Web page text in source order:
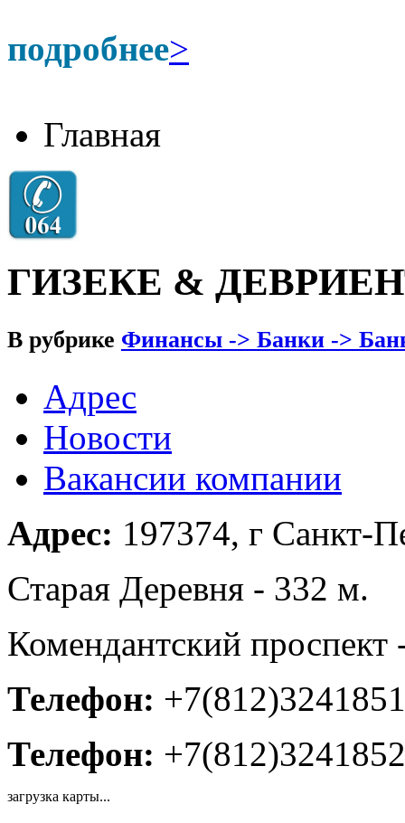
подробнее>
Главная
ГИЗЕКЕ &
В рубрике Финансы -> Банки ->
Адрес
Новости
Вакансии компании
Адрес: 197374, г Санкт-
Старая Деревня - 332 м.
Комендантский проспект
Телефон: +7(812)3241851
Телефон: +7(812)3241852
загрузка карты...